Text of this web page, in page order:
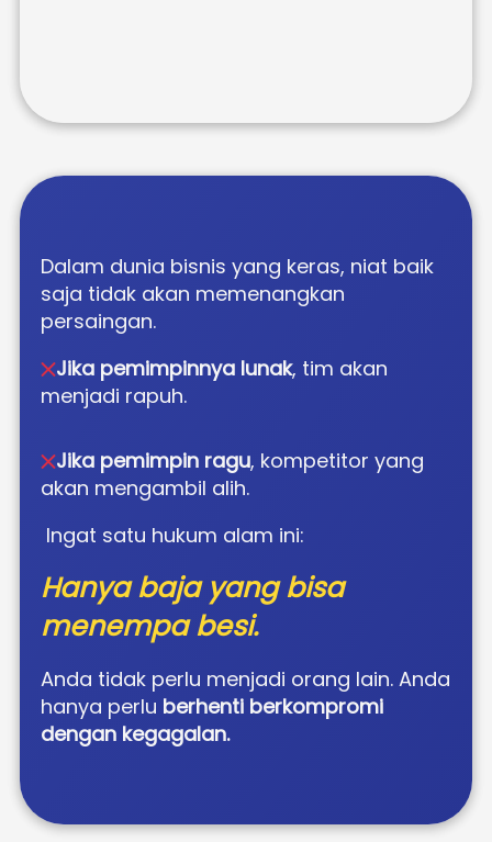
Dalam dunia bisnis yang keras, niat baik
saja tidak akan memenangkan
persaingan.
Jika pemimpinnya lunak, tim akan
menjadi rapuh.
Jika pemimpin ragu, kompetitor yang
akan mengambil alih.
Ingat satu hukum alam ini:
Hanya baja yang bisa
menempa besi.
Anda tidak perlu menjadi orang lain. Anda
hanya perlu berhenti berkompromi
dengan kegagalan.